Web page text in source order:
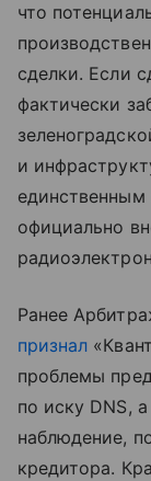
что
сделки. Если
фактически
и
единственным
официально
Ранее
признал
проблемы
по иску DNS,
наблюдение,
кредитора.